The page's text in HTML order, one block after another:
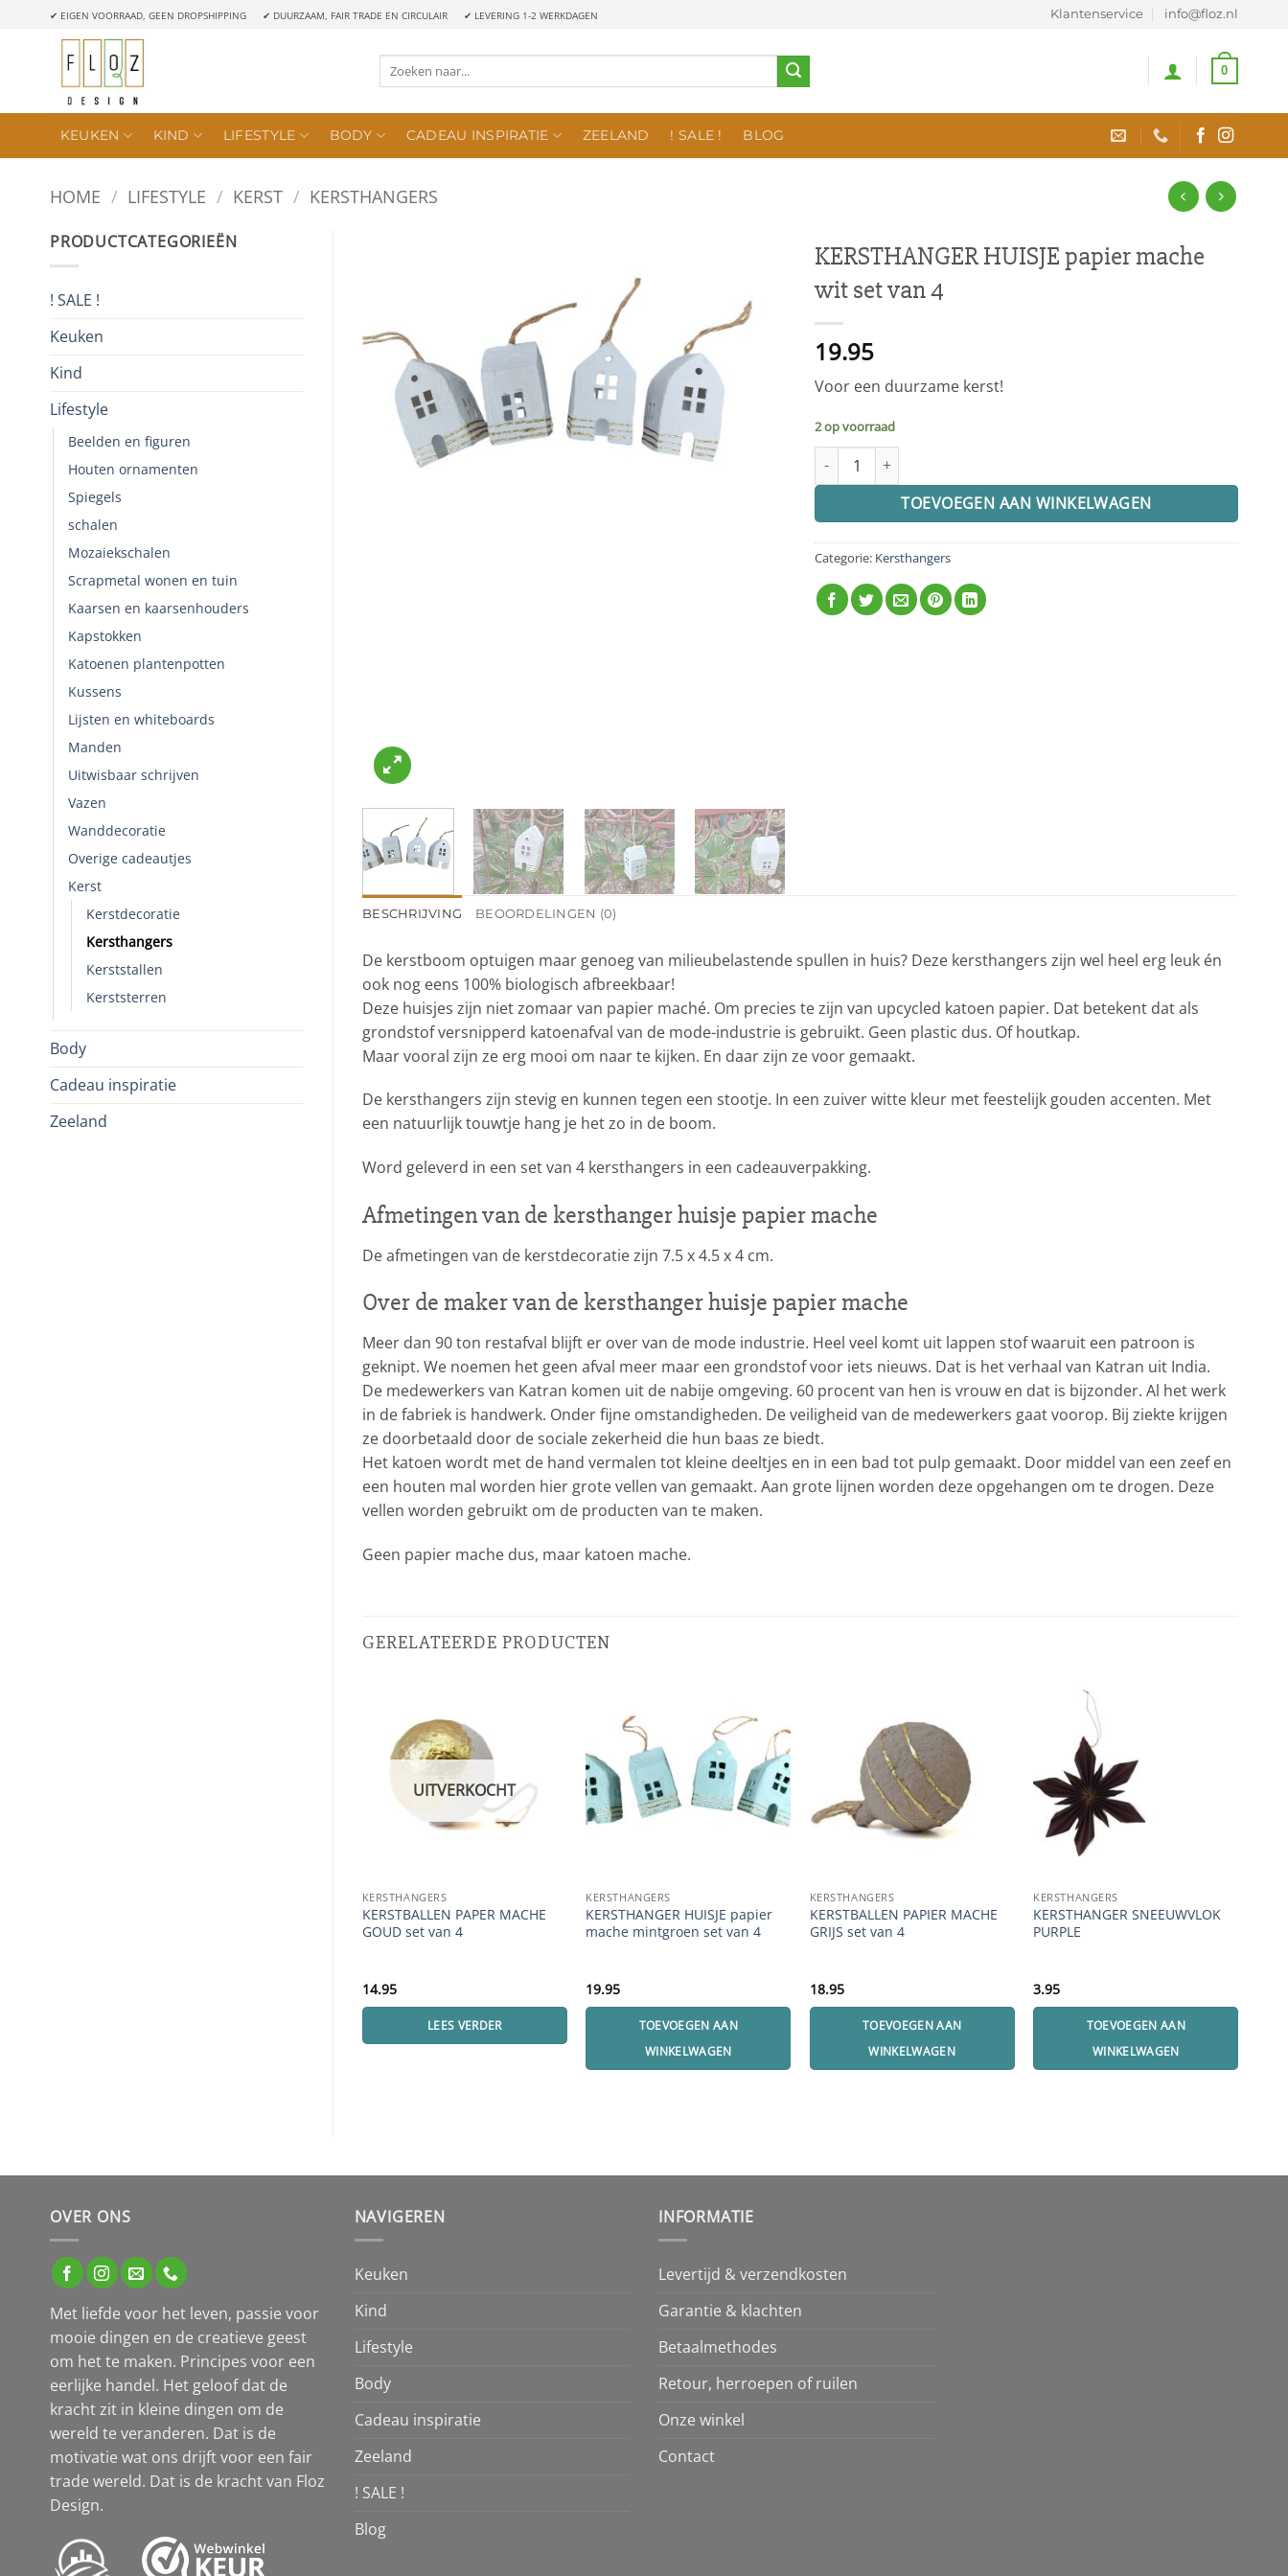
✔ EIGEN VOORRAAD, GEEN DROPSHIPPING ✔ DUURZAAM, FAIR TRADE EN CIRCULAIR ✔ LEVERING 1-2 WERKDAGEN Klantenservice info@floz.nl
Zoeken
0
KEUKEN KIND LIFESTYLE BODY CADEAU INSPIRATIE ZEELAND ! SALE ! BLOG
HOME / LIFESTYLE / KERST / KERSTHANGERS
PRODUCTCATEGORIEËN
! SALE !
Keuken
Kind
Lifestyle
Beelden en figuren
Houten ornamenten
Spiegels
schalen
Mozaiekschalen
Scrapmetal wonen en tuin
Kaarsen en kaarsenhouders
Kapstokken
Katoenen plantenpotten
Kussens
Lijsten en whiteboards
Manden
Uitwisbaar schrijven
Vazen
Wanddecoratie
Overige cadeautjes
Kerst
Kerstdecoratie
Kersthangers
Kerststallen
Kerststerren
Body
Cadeau inspiratie
Zeeland
KERSTHANGER HUISJE papier mache
wit set van 4
19.95
Voor een duurzame kerst!
2 op voorraad
KERSTHANGER HUISJE papier mache wit set van 4 aantal
TOEVOEGEN AAN WINKELWAGEN
Categorie: Kersthangers
BESCHRIJVING BEOORDELINGEN (0)
De kerstboom optuigen maar genoeg van milieubelastende spullen in huis? Deze kersthangers zijn wel heel erg leuk én
ook nog eens 100% biologisch afbreekbaar!
Deze huisjes zijn niet zomaar van papier maché. Om precies te zijn van upcycled katoen papier. Dat betekent dat als
grondstof versnipperd katoenafval van de mode-industrie is gebruikt. Geen plastic dus. Of houtkap.
Maar vooral zijn ze erg mooi om naar te kijken. En daar zijn ze voor gemaakt.
De kersthangers zijn stevig en kunnen tegen een stootje. In een zuiver witte kleur met feestelijk gouden accenten. Met
een natuurlijk touwtje hang je het zo in de boom.
Word geleverd in een set van 4 kersthangers in een cadeauverpakking.
Afmetingen van de kersthanger huisje papier mache
De afmetingen van de kerstdecoratie zijn 7.5 x 4.5 x 4 cm.
Over de maker van de kersthanger huisje papier mache
Meer dan 90 ton restafval blijft er over van de mode industrie. Heel veel komt uit lappen stof waaruit een patroon is
geknipt. We noemen het geen afval meer maar een grondstof voor iets nieuws. Dat is het verhaal van Katran uit India.
De medewerkers van Katran komen uit de nabije omgeving. 60 procent van hen is vrouw en dat is bijzonder. Al het werk
in de fabriek is handwerk. Onder fijne omstandigheden. De veiligheid van de medewerkers gaat voorop. Bij ziekte krijgen
ze doorbetaald door de sociale zekerheid die hun baas ze biedt.
Het katoen wordt met de hand vermalen tot kleine deeltjes en in een bad tot pulp gemaakt. Door middel van een zeef en
een houten mal worden hier grote vellen van gemaakt. Aan grote lijnen worden deze opgehangen om te drogen. Deze
vellen worden gebruikt om de producten van te maken.
Geen papier mache dus, maar katoen mache.
GERELATEERDE PRODUCTEN
UITVERKOCHT
KERSTHANGERS
KERSTBALLEN PAPER MACHE
GOUD set van 4
14.95
LEES VERDER
KERSTHANGERS
KERSTHANGER HUISJE papier
mache mintgroen set van 4
19.95
TOEVOEGEN AAN
WINKELWAGEN
KERSTHANGERS
KERSTBALLEN PAPIER MACHE
GRIJS set van 4
18.95
TOEVOEGEN AAN
WINKELWAGEN
KERSTHANGERS
KERSTHANGER SNEEUWVLOK
PURPLE
3.95
TOEVOEGEN AAN
WINKELWAGEN
OVER ONS
Met liefde voor het leven, passie voor
mooie dingen en de creatieve geest
om het te maken. Principes voor een
eerlijke handel. Het geloof dat de
kracht zit in kleine dingen om de
wereld te veranderen. Dat is de
motivatie wat ons drijft voor een fair
trade wereld. Dat is de kracht van Floz
Design.
NAVIGEREN
Keuken
Kind
Lifestyle
Body
Cadeau inspiratie
Zeeland
! SALE !
Blog
INFORMATIE
Levertijd & verzendkosten
Garantie & klachten
Betaalmethodes
Retour, herroepen of ruilen
Onze winkel
Contact